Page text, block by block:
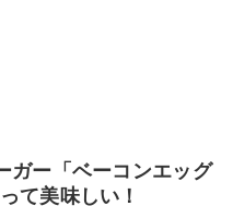
ガー「ベーコンエッグ
て美味しい！